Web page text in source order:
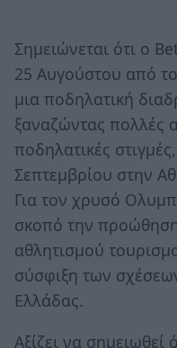
Σημειώνεται ότι ο
25 Αυγούστου από
μια ποδηλατική
ξαναζώντας πολλές
ποδηλατικές
Σεπτεμβρίου στην
Για τον χρυσό
σκοπό την
αθλητισμού
σύσφιξη των
Ελλάδας.
Αξίζει να